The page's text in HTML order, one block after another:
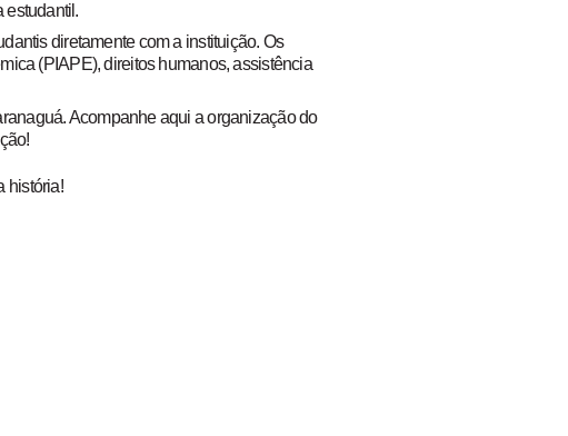
estudantil.
diretamente com a instituição. Os
(PIAPE), direitos humanos, assistência
Acompanhe aqui a organização do
história!